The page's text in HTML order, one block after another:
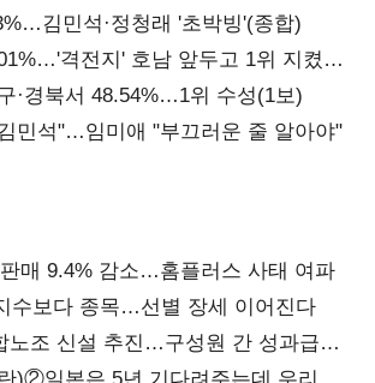
분"김민석·정청래 '초박빙'(종합)
격전지' 호남 앞두고 1위 지켰다
·경북서 48.54%…1위 수성(1보)
민석"…임미애 "부끄러운 줄 알아야"
매 9.4% 감소…홈플러스 사태 여파
수보다 종목…선별 장세 이어진다
노조 신설 추진…구성원 간 성과급